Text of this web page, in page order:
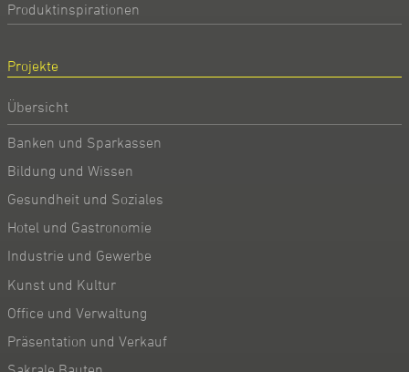
Produktinspirationen
Projekte
Übersicht
Banken und Sparkassen
Bildung und Wissen
Gesundheit und Soziales
Hotel und Gastronomie
Industrie und Gewerbe
Kunst und Kultur
Office und Verwaltung
Präsentation und Verkauf